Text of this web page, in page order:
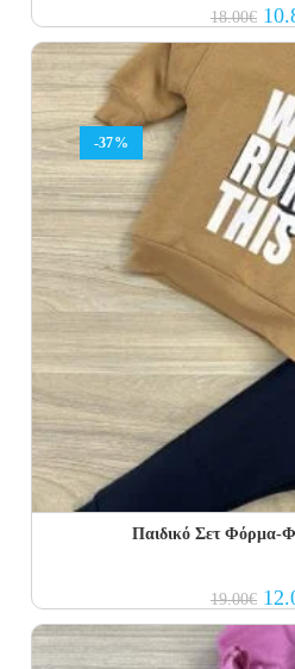
18.00€
price
was:
-37%
Παιδικό Σετ Φόρμα-
19.00€
price
was: